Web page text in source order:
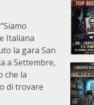
Italiana
la gara San
a Settembre,
che la
di trovare